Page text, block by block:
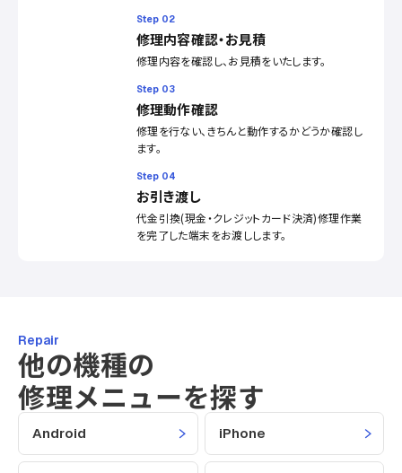
Step 02
修理内容確認・お見積
修理内容を確認し、お見積をいたします。
Step 03
修理動作確認
修理を行ない、きちんと動作するかどうか確認し
ます。
Step 04
お引き渡し
代金引換(現金・クレジットカード決済)修理作業
を完了した端末をお渡しします。
Repair
他の機種の
修理メニューを探す
Android iPhone